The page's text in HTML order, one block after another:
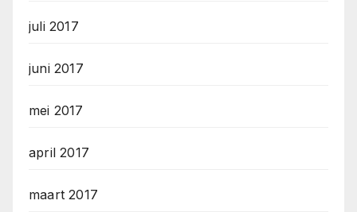
juli 2017
juni 2017
mei 2017
april 2017
maart 2017